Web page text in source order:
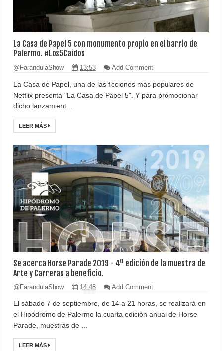
La Casa de Papel 5 con monumento propio en el barrio de
Palermo. #Los5Caidos
@FarandulaShow 13:53 Add Comment
La Casa de Papel, una de las ficciones más populares de
Netflix presenta "La Casa de Papel 5". Y para promocionar
dicho lanzamient...
LEER MÁS
Se acerca Horse Parade 2019 - 4º edición de la muestra de
Arte y Carreras a beneficio.
@FarandulaShow 14:48 Add Comment
El sábado 7 de septiembre, de 14 a 21 horas, se realizará en
el Hipódromo de Palermo la cuarta edición anual de Horse
Parade, muestras de ...
LEER MÁS